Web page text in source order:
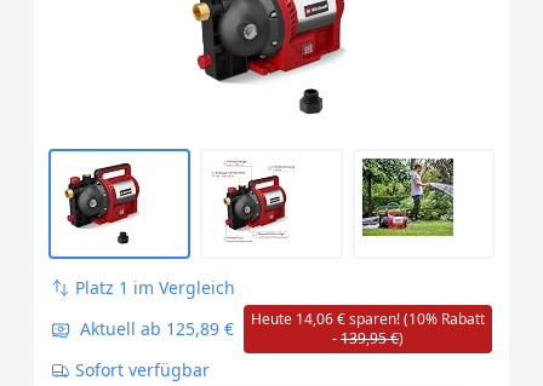
Platz 1 im Vergleich
Aktuell ab 125,89 €
Heute 14,06 € sparen! (10% Rabatt
-139,95 €)
Sofort verfügbar